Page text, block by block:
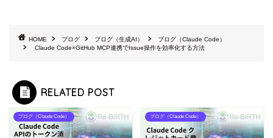
HOME ブログ ブログ（生成AI）
ブログ（Claude Code）
Claude Code×GitHub MCP連携でIssue操作を効率化する方法
RELATED POST
ブログ（Claude Code） ブログ（Claude Code）